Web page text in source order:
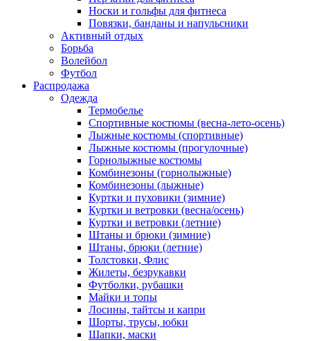
Носки и гольфы для фитнеса
Повязки, банданы и напульсники
Активный отдых
Борьба
Волейбол
Футбол
Распродажа
Одежда
Термобелье
Спортивные костюмы (весна-лето-осень)
Лыжные костюмы (спортивные)
Лыжные костюмы (прогулочные)
Горнолыжные костюмы
Комбинезоны (горнолыжные)
Комбинезоны (лыжные)
Куртки и пуховики (зимние)
Куртки и ветровки (весна/осень)
Куртки и ветровки (летние)
Штаны и брюки (зимние)
Штаны, брюки (летние)
Толстовки, Флис
Жилеты, безрукавки
Футболки, рубашки
Майки и топы
Лосины, тайтсы и капри
Шорты, трусы, юбки
Шапки, маски